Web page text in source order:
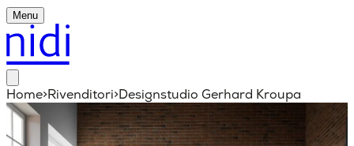
Menu
Home>Rivenditori>Designstudio Gerhard Kroupa